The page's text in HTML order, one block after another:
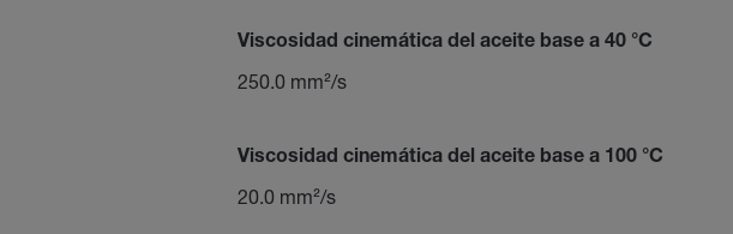
Viscosidad cinemática del aceite base a 40 °C
250.0 mm²/s
Viscosidad cinemática del aceite base a 100 °C
20.0 mm²/s